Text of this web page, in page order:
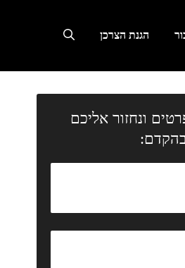
הגנת הצרכן
ונחזור אליכם